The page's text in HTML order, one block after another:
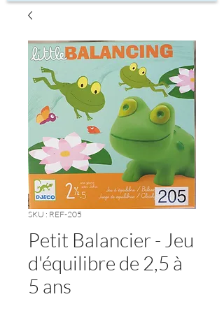
SKU : REF-205
Petit Balancier - Jeu
d'équilibre de 2,5 à
5 ans